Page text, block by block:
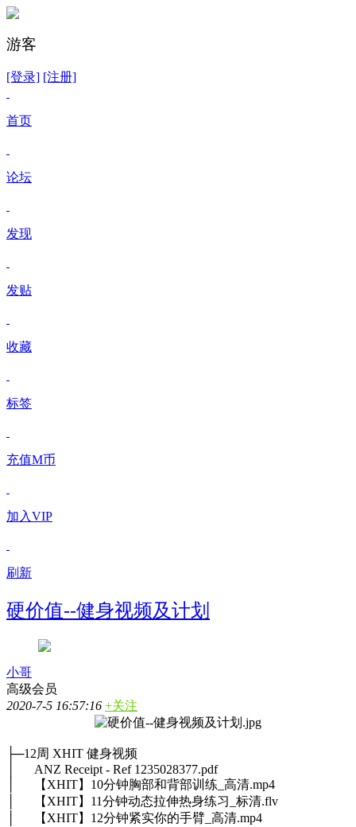
游客
[登录] [注册]
首页
论坛
发现
发贴
收藏
标签
充值M币
加入VIP
刷新
硬价值--健身视频及计划
小哥
高级会员
2020-7-5 16:57:16 +关注
├─12周 XHIT 健身视频
│ ANZ Receipt - Ref 1235028377.pdf
│ 【XHIT】10分钟胸部和背部训练_高清.mp4
│ 【XHIT】11分钟动态拉伸热身练习_标清.flv
│ 【XHIT】12分钟紧实你的手臂_高清.mp4